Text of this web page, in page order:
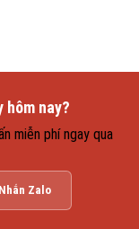
hôm nay?
miễn phí ngay qua
Nhắn Zalo